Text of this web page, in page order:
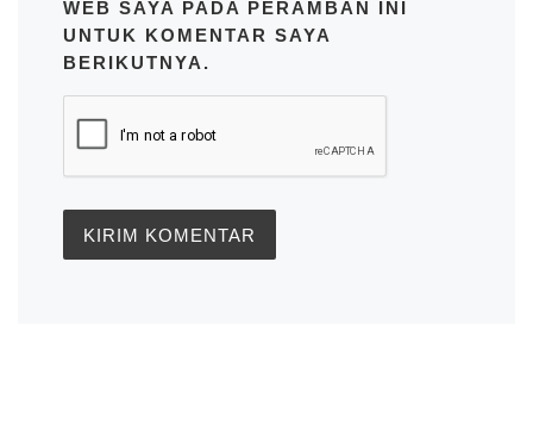
WEB SAYA PADA PERAMBAN INI
UNTUK KOMENTAR SAYA
BERIKUTNYA.